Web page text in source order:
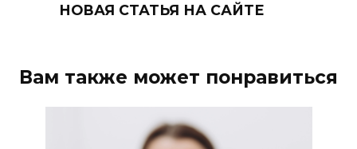
НОВАЯ СТАТЬЯ НА САЙТЕ
Вам также может понравиться